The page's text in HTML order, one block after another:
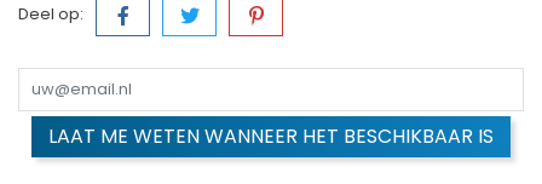
Deel op:
LAAT ME WETEN WANNEER HET BESCHIKBAAR IS